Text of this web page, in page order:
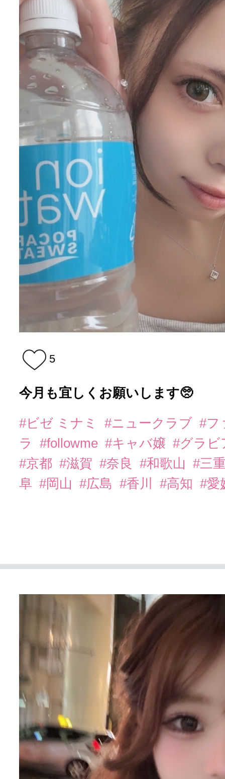
5
今月も宜しくお願いします🥺
#ビゼ ミナミ #ニュークラブ #フ
ラ
#followme #キャバ嬢 #グラ
#京都 #滋賀 #奈良 #和歌山
#三
阜 #岡山 #広島 #香川 #高知 #愛